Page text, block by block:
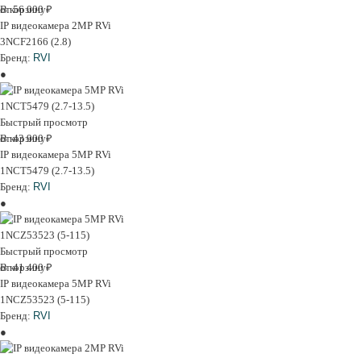
В корзину
от 56 000 ₽
IP видеокамера 2MP RVi
3NCF2166 (2.8)
Бренд: RVI
Быстрый просмотр
В корзину
от 43 900 ₽
IP видеокамера 5MP RVi
1NCT5479 (2.7-13.5)
Бренд: RVI
Быстрый просмотр
В корзину
от 41 400 ₽
IP видеокамера 5MP RVi
1NCZ53523 (5-115)
Бренд: RVI